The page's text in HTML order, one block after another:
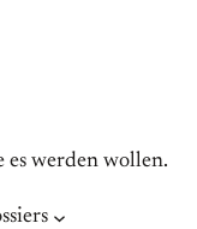
werden wollen.